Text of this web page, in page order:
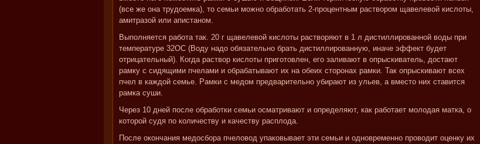
(все же она трудоемка), то семьи можно обработать 2-процентным раствором щавелевой кислоты,
амитразой или апистаном.
Выполняется работа так. 20 г щавелевой кислоты растворяют в 1 л дистиллированной воды при
температуре 32ОС (Воду надо обязательно брать дистиллированную, иначе эффект будет
отрицательный). Когда раствор кислоты приготовлен, его заливают в опрыскиватель, достают
рамку с сидящими пчелами и обрабатывают их на обеих сторонах рамки. Так опрыскивают всех
пчел в каждой семье. Рамки с медом предварительно убирают из ульев, а вместо них ставится
рамка суши.
Через 10 дней после обработки семьи осматривают и определяют, как работает молодая матка, о
которой судя по количеству и качеству расплода.
После окончания медосбора пчеловод упаковывает эти семьи и одновременно проводит оценку их